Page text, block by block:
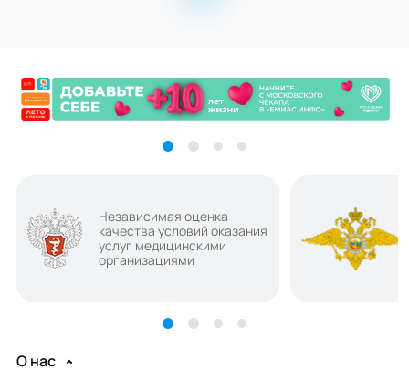
Независимая оценка
качества условий оказания
услуг медицинскими
организациями
О нас